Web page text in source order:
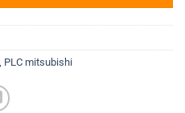
PLC mitsubishi